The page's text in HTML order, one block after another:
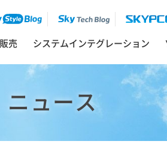
売 システムインテグレーション
ニュース